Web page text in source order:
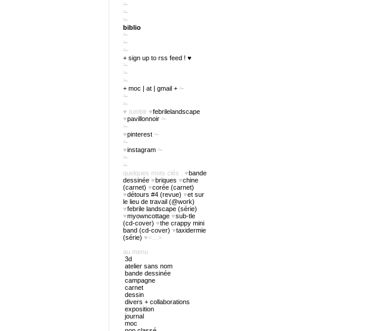
✁
✁
✁
biblio
✁
✁
✁
+ sign up to rss feed ! ♥
✁
✁
✁
+ moc | at | gmail + ✁
✁
✁
♥ tumblr ♥febrilelandscape
♥pavillonnoir ✁
✁
♥pinterest ✁
✁
♥instagram ✁
✁
✁
quelques mots clés : ♥bande
dessinée ♥briques ♥chine
(carnet) ♥corée (carnet)
♥détours #4 (revue) ♥et sur
le lieu de travail (@work)
♥febrile landscape (série)
♥myowncottage ♥sub-tle
(cd-cover) ♥the crappy mini
band (cd-cover) ♥taxidermie
(série) ♥<…>
au menu
3d
atelier sans nom
bande dessinée
campagne
carnet
dessin
divers + collaborations
exposition
journal
moc